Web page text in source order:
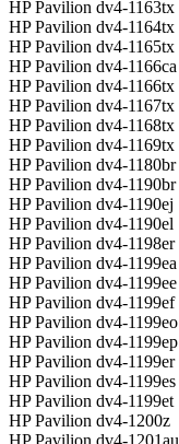
HP Pavilion dv4-1163tx
HP Pavilion dv4-1164tx
HP Pavilion dv4-1165tx
HP Pavilion dv4-1166ca
HP Pavilion dv4-1166tx
HP Pavilion dv4-1167tx
HP Pavilion dv4-1168tx
HP Pavilion dv4-1169tx
HP Pavilion dv4-1180br
HP Pavilion dv4-1190br
HP Pavilion dv4-1190ej
HP Pavilion dv4-1190el
HP Pavilion dv4-1198er
HP Pavilion dv4-1199ea
HP Pavilion dv4-1199ee
HP Pavilion dv4-1199ef
HP Pavilion dv4-1199eo
HP Pavilion dv4-1199ep
HP Pavilion dv4-1199er
HP Pavilion dv4-1199es
HP Pavilion dv4-1199et
HP Pavilion dv4-1200z